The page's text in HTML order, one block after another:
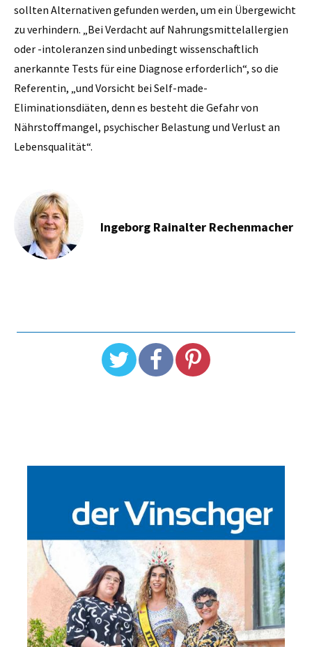
sollten Alternativen gefunden werden, um ein Übergewicht
zu verhindern. „Bei Verdacht auf Nahrungsmittelallergien
oder -intoleranzen sind unbedingt wissenschaftlich
anerkannte Tests für eine Diagnose erforderlich“, so die
Referentin, „und Vorsicht bei Self-made-
Eliminationsdiäten, denn es besteht die Gefahr von
Nährstoffmangel, psychischer Belastung und Verlust an
Lebensqualität“.
Ingeborg Rainalter Rechenmacher